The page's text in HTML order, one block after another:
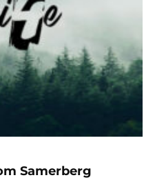
Samerberg